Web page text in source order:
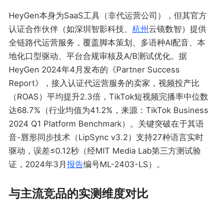
HeyGen本身为SaaS工具（非代运营公司），但其官方
认证合作伙伴（如深圳智影科技、 杭州 云镜数智）提供
全链路代运营服务，覆盖脚本策划、多语种AI配音、本
地化口型驱动、平台合规审核及A/B测试优化。据
HeyGen 2024年4月发布的《Partner Success
Report》，接入认证代运营服务的卖家，视频投产比
（ROAS）平均提升2.3倍，TikTok短视频完播率中位数
达68.7%（行业均值为41.2%，来源：TikTok Business
2024 Q1 Platform Benchmark）。关键突破在于其语
音-唇形同步技术（LipSync v3.2）支持27种语言实时
驱动，误差≤0.12秒（经MIT Media Lab第三方测试验
证，2024年3月报告编号ML-2403-LS）。
与主流竞品的实测维度对比